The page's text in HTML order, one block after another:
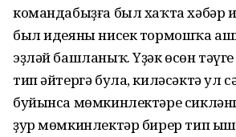
командабыҙға был хаҡта хәбәр
был идеяны нисек тормошҡа
эҙләй башланыҡ. Үҙәк өсөн
тип әйтергә була, киләсәктә ул
буйынса мөмкинлектәре
ҙур мөмкинлектәр бирер тип